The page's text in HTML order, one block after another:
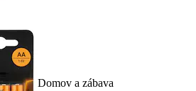
Domov a zábava